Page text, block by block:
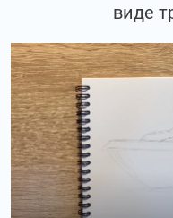
виде